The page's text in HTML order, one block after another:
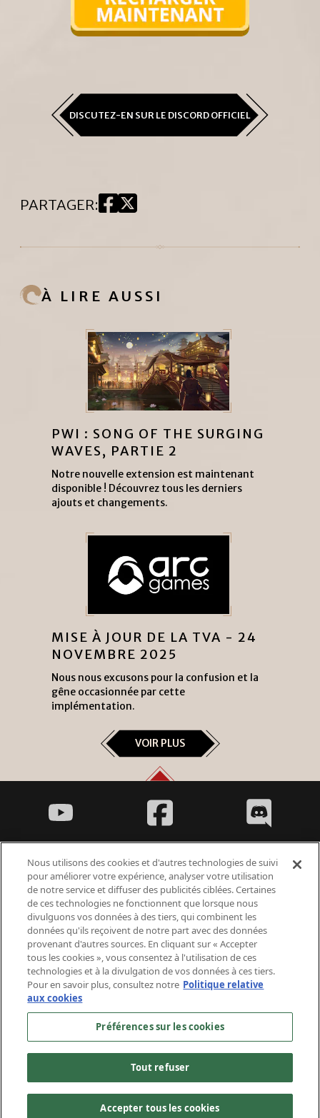
DISCUTEZ-EN SUR LE DISCORD OFFICIEL
PARTAGER:
À LIRE AUSSI
PWI : SONG OF THE SURGING
WAVES, PARTIE 2
Notre nouvelle extension est maintenant
disponible ! Découvrez tous les derniers
ajouts et changements.
MISE À JOUR DE LA TVA - 24
NOVEMBRE 2025
Nous nous excusons pour la confusion et la
gêne occasionnée par cette
implémentation.
VOIR PLUS
Fantasy Violence
Suggestive Themes
© 2026 Arc Games Inc. All rights reserved. All trademarks are property of their respective owners.
Perfect World International © 2006 - 2026 Perfect World Games. Tous droits réservés. Perfect World et
Perfect World Games sont des marques déposées de Beijing Perfect World Software Technology
personnelles
Nous utilisons des cookies et d'autres technologies de suivi
pour améliorer votre expérience, analyser votre utilisation
de notre service et diffuser des publicités ciblées. Certaines
de ces technologies ne fonctionnent que lorsque nous
divulguons vos données à des tiers, qui combinent les
données qu'ils reçoivent de notre part avec des données
provenant d'autres sources. En cliquant sur « Accepter
tous les cookies », vous consentez à l'utilisation de ces
technologies et à la divulgation de vos données à ces tiers.
Pour en savoir plus, consultez notre Politique relative
aux cookies
Préférences sur les cookies
Tout refuser
Accepter tous les cookies